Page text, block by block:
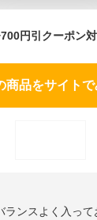
商品をサイトで
ンスよく入って